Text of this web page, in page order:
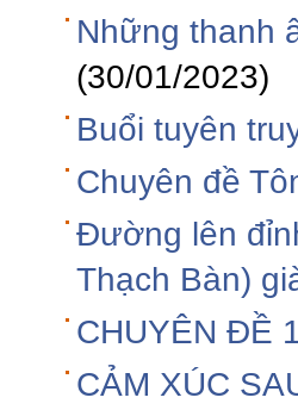
Những thanh
(30/01/2023)
Buổi tuyên
Chuyên đề
Đường lên
Thạch Bàn)
CHUYÊN ĐỀ
CẢM XÚC